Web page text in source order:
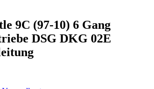
9C (97-10) 6 Gang
DSG DKG 02E